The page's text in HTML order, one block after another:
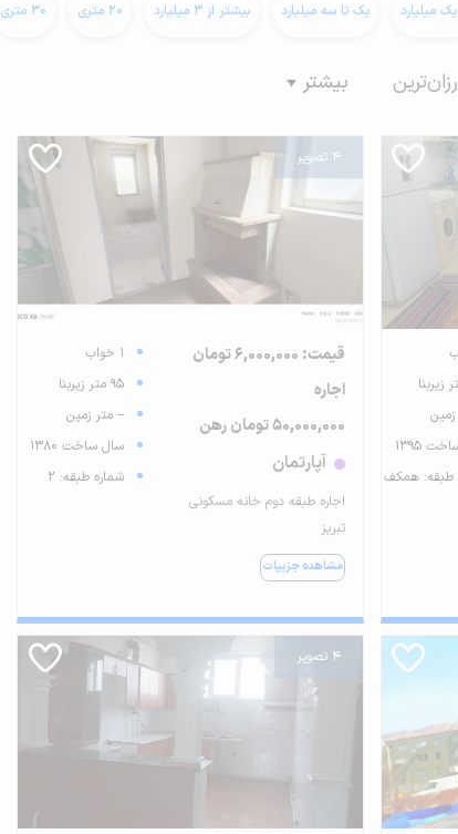
میلیارد یک تا سه میلیارد بیشتر از 3 میلیارد 20 متری 30 متری
بیشتر
1395
طبقه: همکف
4 تصویر
قیمت: 6,000,000 تومان
اجاره
50,000,000 تومان رهن
آپارتمان
اجاره طبقه دوم خانه مسکونی
تبریز
مشاهده جزییات
1 خواب
95 متر زیربنا
-- متر زمین
سال ساخت 1380
شماره طبقه: 2
4 تصویر